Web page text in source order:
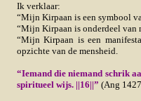
Ik verklaar:
“Mijn Kirpaan is een symbool
“Mijn Kirpaan is onderdeel van
“Mijn Kirpaan is een
opzichte van de mensheid.
“Iemand die niemand schrik
spiritueel wijs. ||16||” (Ang